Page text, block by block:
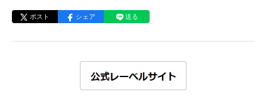
ポスト シェア 送る